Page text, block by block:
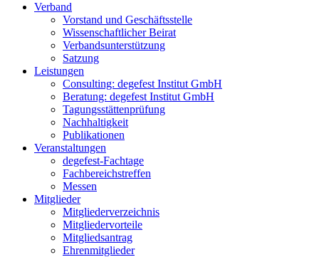
Verband
Vorstand und Geschäftsstelle
Wissenschaftlicher Beirat
Verbandsunterstützung
Satzung
Leistungen
Consulting: degefest Institut GmbH
Beratung: degefest Institut GmbH
Tagungsstättenprüfung
Nachhaltigkeit
Publikationen
Veranstaltungen
degefest-Fachtage
Fachbereichstreffen
Messen
Mitglieder
Mitgliederverzeichnis
Mitgliedervorteile
Mitgliedsantrag
Ehrenmitglieder